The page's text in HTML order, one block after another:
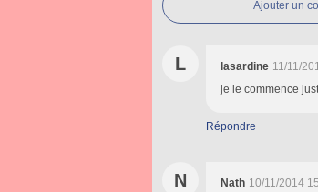
Ajouter un
L lasardine 11/11/
je le commence
Répondre
N Nath 10/11/2014